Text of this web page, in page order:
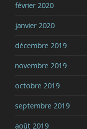
février 2020
janvier 2020
décembre 2019
novembre 2019
octobre 2019
septembre 2019
août 2019